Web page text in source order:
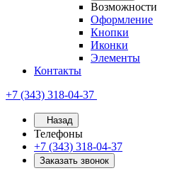
Возможности
Оформление
Кнопки
Иконки
Элементы
Контакты
+7 (343) 318-04-37
Назад
Телефоны
+7 (343) 318-04-37
Заказать звонок